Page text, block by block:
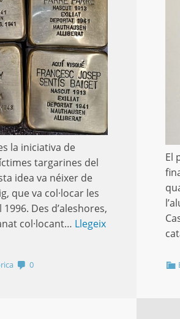
la iniciativa de
targarines del
idea va néixer de
que va col·locar les
Des d’aleshores,
col·locant… Llegeix
0
El